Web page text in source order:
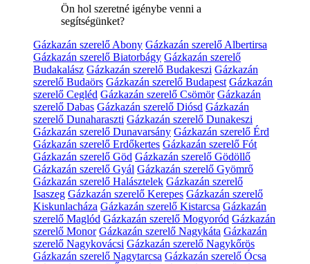
Ön hol szeretné igénybe venni a
segítségünket?
Gázkazán szerelő Abony Gázkazán szerelő Albertirsa
Gázkazán szerelő Biatorbágy Gázkazán szerelő
Budakalász Gázkazán szerelő Budakeszi Gázkazán
szerelő Budaörs Gázkazán szerelő Budapest Gázkazán
szerelő Cegléd Gázkazán szerelő Csömör Gázkazán
szerelő Dabas Gázkazán szerelő Diósd Gázkazán
szerelő Dunaharaszti Gázkazán szerelő Dunakeszi
Gázkazán szerelő Dunavarsány Gázkazán szerelő Érd
Gázkazán szerelő Erdőkertes Gázkazán szerelő Fót
Gázkazán szerelő Göd Gázkazán szerelő Gödöllő
Gázkazán szerelő Gyál Gázkazán szerelő Gyömrő
Gázkazán szerelő Halásztelek Gázkazán szerelő
Isaszeg Gázkazán szerelő Kerepes Gázkazán szerelő
Kiskunlacháza Gázkazán szerelő Kistarcsa Gázkazán
szerelő Maglód Gázkazán szerelő Mogyoród Gázkazán
szerelő Monor Gázkazán szerelő Nagykáta Gázkazán
szerelő Nagykovácsi Gázkazán szerelő Nagykőrös
Gázkazán szerelő Nagytarcsa Gázkazán szerelő Ócsa